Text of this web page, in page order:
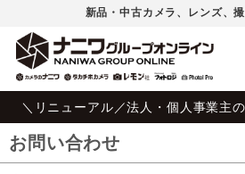
新品・中古カメラ、レンズ、
＼リニューアル／法人・個人事業主
お問い合わせ